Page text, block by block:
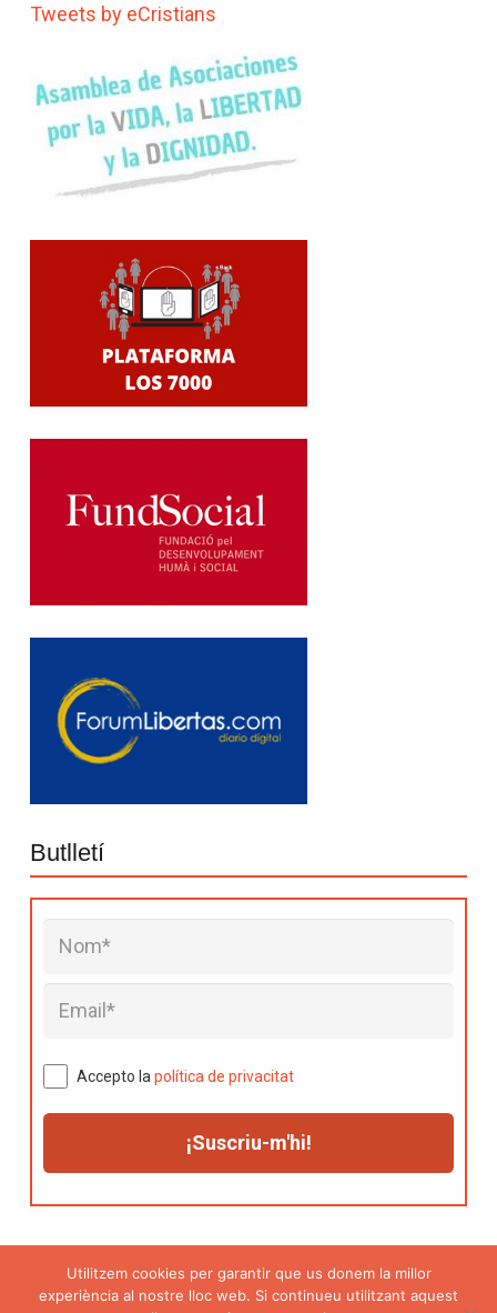
Tweets by eCristians
Butlletí
Accepto la política de privacitat
Avís legal|Política de privacitat| Política de
Utilitzem cookies per garantir que us donem la millor
experiència al nostre lloc web. Si continueu utilitzant aquest